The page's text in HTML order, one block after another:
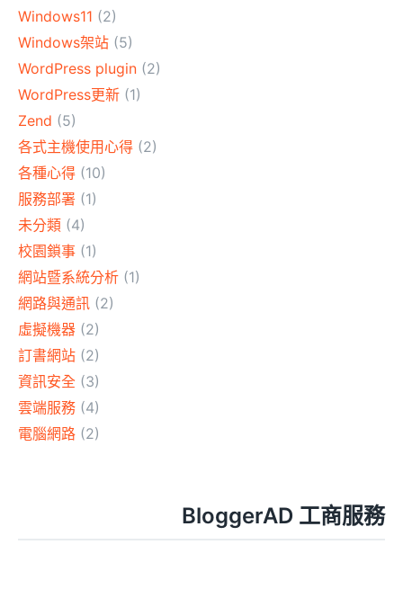
Windows11 (2)
Windows架站 (5)
WordPress plugin (2)
WordPress更新 (1)
Zend (5)
各式主機使用心得 (2)
各種心得 (10)
服務部署 (1)
未分類 (4)
校園鎖事 (1)
網站暨系統分析 (1)
網路與通訊 (2)
虛擬機器 (2)
訂書網站 (2)
資訊安全 (3)
雲端服務 (4)
電腦網路 (2)
BloggerAD 工商服務